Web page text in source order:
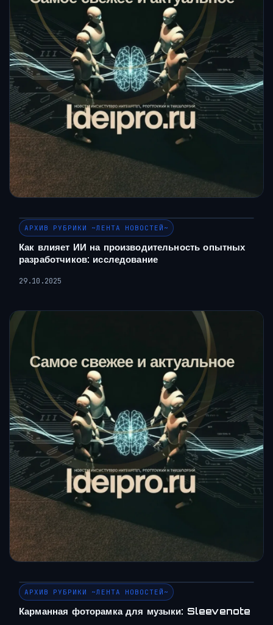
АРХИВ РУБРИКИ ~ЛЕНТА НОВОСТЕЙ~
Как влияет ИИ на производительность опытных
разработчиков: исследование
29.10.2025
АРХИВ РУБРИКИ ~ЛЕНТА НОВОСТЕЙ~
Карманная фоторамка для музыки: Sleevenote